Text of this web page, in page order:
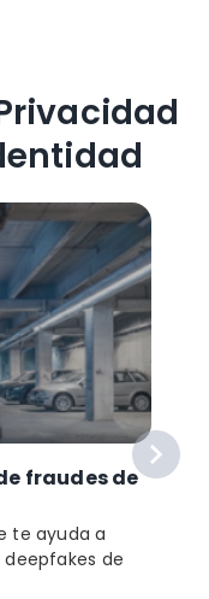
fraudes de
te ayuda a
deepfakes de